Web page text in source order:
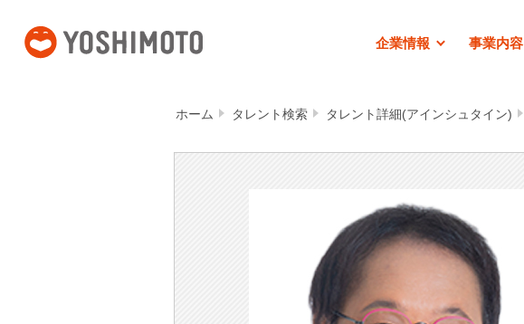
企業情報 事業内容
ホーム タレント検索 タレント詳細(アインシュタイン)